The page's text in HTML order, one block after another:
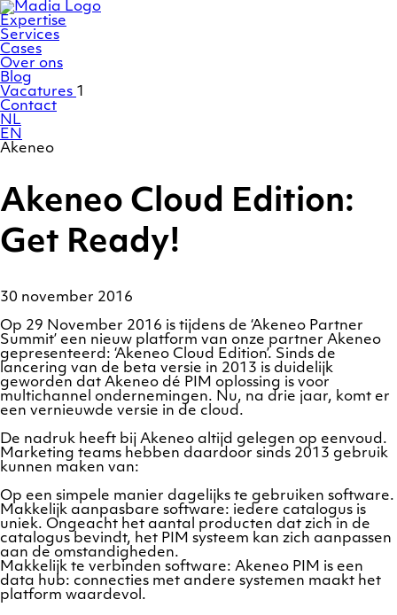
Ga
naar
de
inhoud
Homepage
Expertise
Services
Cases
Over ons
Blog
Vacatures 1
Contact
NL
EN
Akeneo
Akeneo Cloud Edition:
Get Ready!
30 november 2016
Op 29 November 2016 is tijdens de ‘Akeneo Partner
Summit’ een nieuw platform van onze partner Akeneo
gepresenteerd: ‘Akeneo Cloud Edition’. Sinds de
lancering van de beta versie in 2013 is duidelijk
geworden dat Akeneo dé PIM oplossing is voor
multichannel ondernemingen. Nu, na drie jaar, komt er
een vernieuwde versie in de cloud.
De nadruk heeft bij Akeneo altijd gelegen op eenvoud.
Marketing teams hebben daardoor sinds 2013 gebruik
kunnen maken van:
Op een simpele manier dagelijks te gebruiken software.
Makkelijk aanpasbare software: iedere catalogus is
uniek. Ongeacht het aantal producten dat zich in de
catalogus bevindt, het PIM systeem kan zich aanpassen
aan de omstandigheden.
Makkelijk te verbinden software: Akeneo PIM is een
data hub: connecties met andere systemen maakt het
platform waardevol.